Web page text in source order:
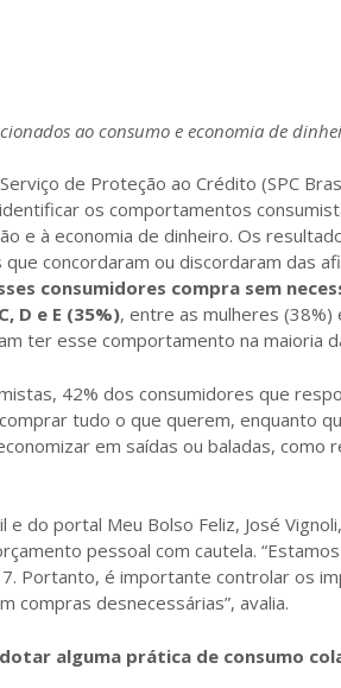
ao consumo e economia de
de Proteção ao Crédito (SPC
os comportamentos
e à economia de dinheiro. Os
concordaram ou discordaram das
consumidores compra sem
D e E (35%), entre as mulheres (38%)
ter esse comportamento na maioria
42% dos consumidores que
tudo o que querem, enquanto
em saídas ou baladas, como
e do portal Meu Bolso Feliz, José
pessoal com cautela.
Portanto, é importante controlar os
compras desnecessárias”, avalia.
alguma prática de consumo